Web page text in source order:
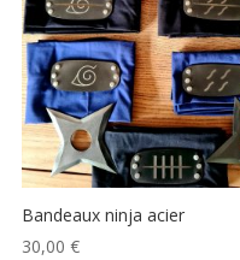
Bandeaux ninja acier
30,00€